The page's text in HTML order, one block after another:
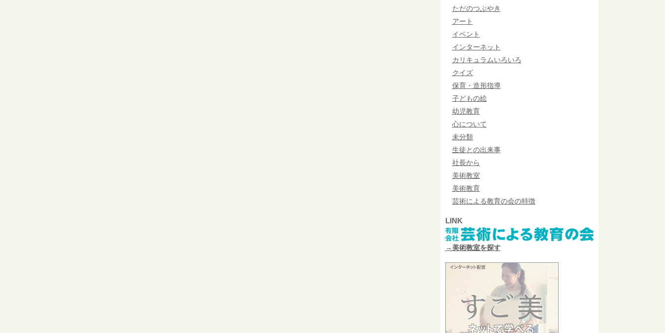
ただのつぶやき
アート
イベント
インターネット
カリキュラムいろいろ
クイズ
保育・造形指導
子どもの絵
幼児教育
心について
未分類
生徒との出来事
社長から
美術教室
美術教育
芸術による教育の会の特徴
LINK
→美術教室を探す